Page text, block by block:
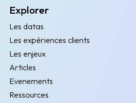
Explorer
Les datas
Les expériences clients
Les enjeux
Articles
Evenements
Ressources